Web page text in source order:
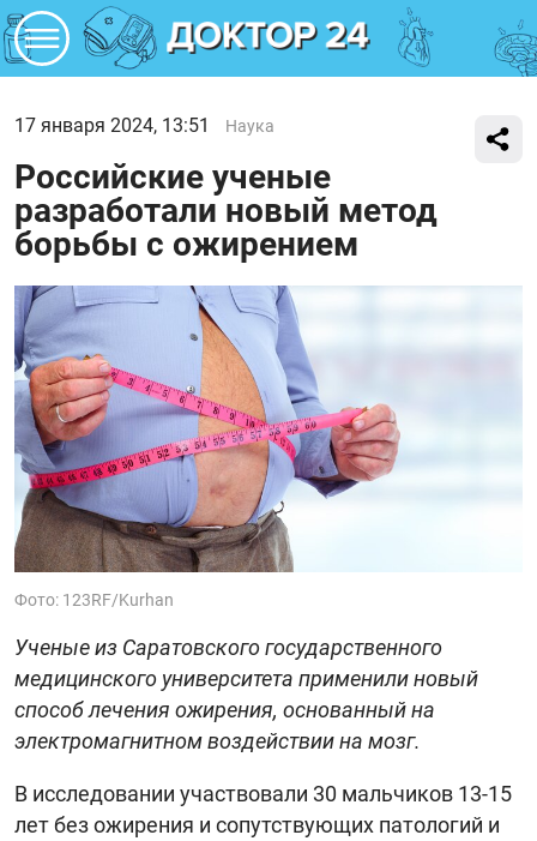
17 января 2024, 13:51 Наука
Российские ученые
разработали новый метод
борьбы с ожирением
Фото: 123RF/Kurhan
Ученые из Саратовского государственного
медицинского университета применили новый
способ лечения ожирения, основанный на
электромагнитном воздействии на мозг.
В исследовании участвовали 30 мальчиков 13-15
лет без ожирения и сопутствующих патологий и